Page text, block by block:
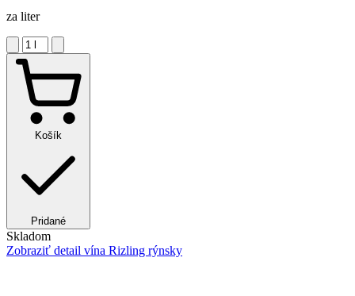
za liter
Košík
Pridané
Skladom
Zobraziť detail vína Rizling rýnsky